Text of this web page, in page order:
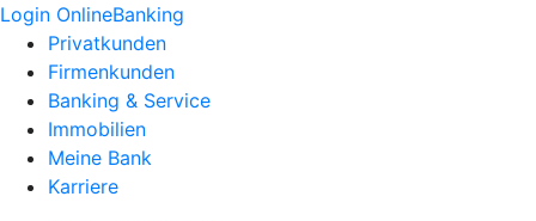
Login OnlineBanking
Privatkunden
Firmenkunden
Banking & Service
Immobilien
Meine Bank
Karriere